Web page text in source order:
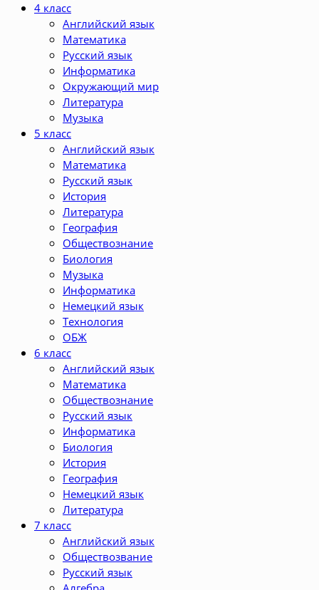
4 класс
Английский язык
Математика
Русский язык
Информатика
Окружающий мир
Литература
Музыка
5 класс
Английский язык
Математика
Русский язык
История
Литература
География
Обществознание
Биология
Музыка
Информатика
Немецкий язык
Технология
ОБЖ
6 класс
Английский язык
Математика
Обществознание
Русский язык
Информатика
Биология
История
География
Немецкий язык
Литература
7 класс
Английский язык
Обществозвание
Русский язык